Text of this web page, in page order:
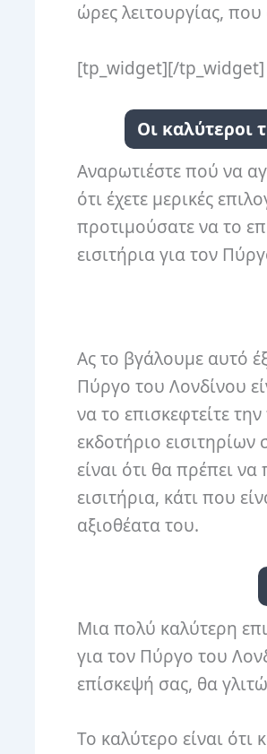
ώρες λειτουργίας, που
[tp_widget][/tp_widget]
Οι καλύτεροι
Αναρωτιέστε πού να
ότι έχετε μερικές
προτιμούσατε να το
εισιτήρια για τον
Ας το βγάλουμε αυτό
Πύργο του Λονδίνου
να το επισκεφτείτε
εκδοτήριο
είναι ότι θα πρέπει
εισιτήρια, κάτι που
αξιοθέατα του.
Μια πολύ καλύτερη
για τον Πύργο του
επίσκεψή σας, θα
Το καλύτερο είναι